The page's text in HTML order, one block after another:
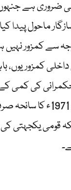
ہی ضروری ہے
ماحول پیدا
سے کمزور نہیں
داخلی کمزوریوں،
حکمرانی کی کمی
جاتی ہیں۔ اسی لیے
قومی یکجہتی